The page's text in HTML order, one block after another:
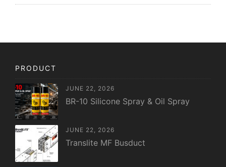
PRODUCT
JUNE 22, 2026
BR-10 Silicone Spray & Oil Spray
JUNE 22, 2026
Translite MF Busduct